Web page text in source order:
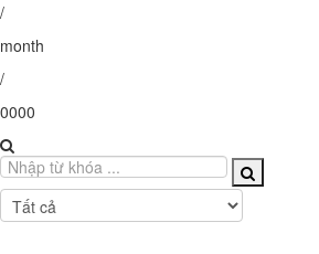
/
month
/
0000